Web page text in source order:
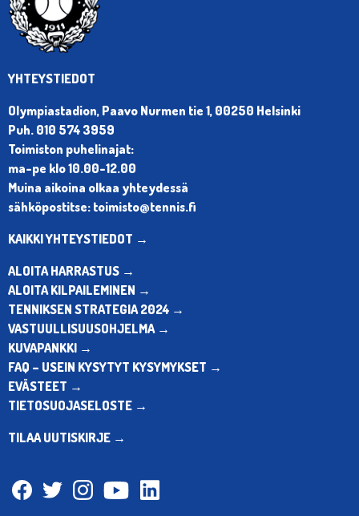
YHTEYSTIEDOT
Olympiastadion, Paavo Nurmen tie 1, 00250 Helsinki
Puh. 010 574 3959
Toimiston puhelinajat:
ma-pe klo 10.00-12.00
Muina aikoina olkaa yhteydessä
sähköpostitse: toimisto@tennis.fi
KAIKKI YHTEYSTIEDOT →
ALOITA HARRASTUS →
ALOITA KILPAILEMINEN →
TENNIKSEN STRATEGIA 2024 →
VASTUULLISUUSOHJELMA →
KUVAPANKKI →
FAQ – USEIN KYSYTYT KYSYMYKSET →
EVÄSTEET →
TIETOSUOJASELOSTE →
TILAA UUTISKIRJE →